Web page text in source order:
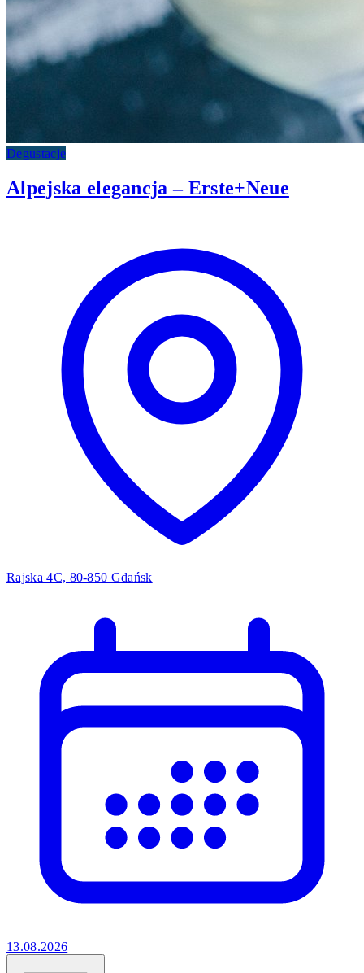
Degustacje
Alpejska elegancja – Erste+Neue
Rajska 4C, 80-850 Gdańsk
13.08.2026